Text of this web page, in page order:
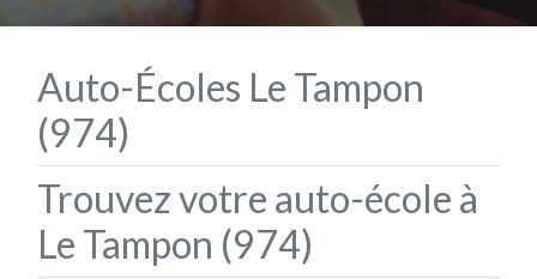
Auto-Écoles Le Tampon
(974)
Trouvez votre auto-école à
Le Tampon (974)